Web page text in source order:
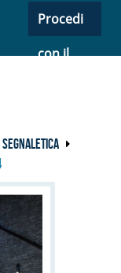
Procedi
con il
SEGNALETICA